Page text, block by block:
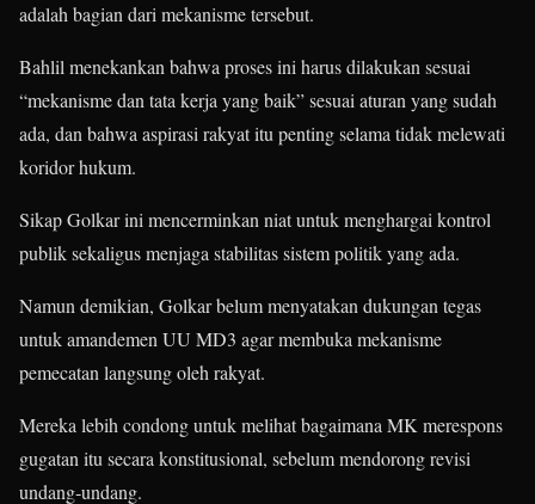
adalah bagian dari mekanisme tersebut.
Bahlil menekankan bahwa proses ini harus dilakukan sesuai
“mekanisme dan tata kerja yang baik” sesuai aturan yang sudah
ada, dan bahwa aspirasi rakyat itu penting selama tidak melewati
koridor hukum.
Sikap Golkar ini mencerminkan niat untuk menghargai kontrol
publik sekaligus menjaga stabilitas sistem politik yang ada.
Namun demikian, Golkar belum menyatakan dukungan tegas
untuk amandemen UU MD3 agar membuka mekanisme
pemecatan langsung oleh rakyat.
Mereka lebih condong untuk melihat bagaimana MK merespons
gugatan itu secara konstitusional, sebelum mendorong revisi
undang‑undang.